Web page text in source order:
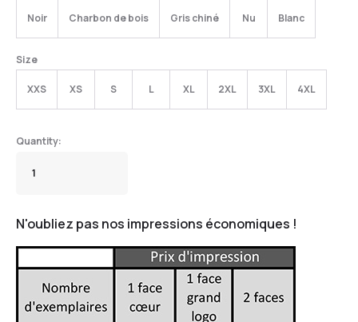
Noir Charbon de bois Gris chiné Nu Blanc
Size
XXS XS S L XL 2XL 3XL 4XL
N'oubliez pas nos impressions économiques !